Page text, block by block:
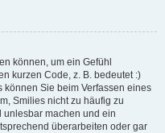
können, um ein Gefühl
kurzen Code, z. B. bedeutet :)
Sie beim Verfassen eines
Smilies nicht zu häufig zu
unlesbar machen und ein
überarbeiten oder gar